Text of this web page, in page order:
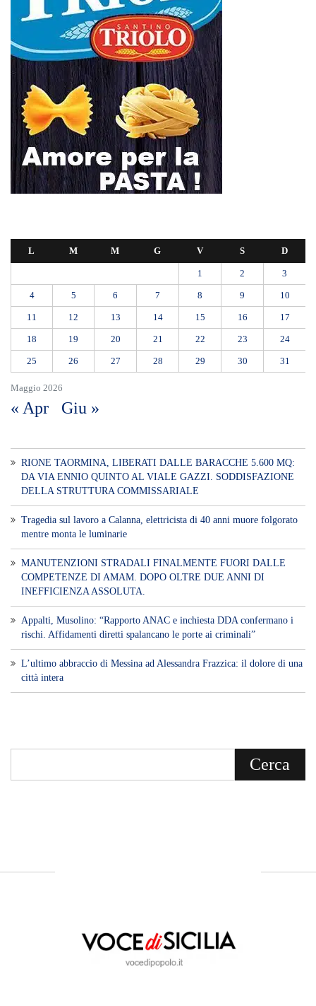
Maggio 2026
L M M G V S D
1 2 3
4 5 6 7 8 9 10
11 12 13 14 15 16 17
18 19 20 21 22 23 24
25 26 27 28 29 30 31
« Apr Giu »
RIONE TAORMINA, LIBERATI DALLE BARACCHE 5.600 MQ:
DA VIA ENNIO QUINTO AL VIALE GAZZI. SODDISFAZIONE
DELLA STRUTTURA COMMISSARIALE
Tragedia sul lavoro a Calanna, elettricista di 40 anni muore folgorato
mentre monta le luminarie
MANUTENZIONI STRADALI FINALMENTE FUORI DALLE
COMPETENZE DI AMAM. DOPO OLTRE DUE ANNI DI
INEFFICIENZA ASSOLUTA.
​Appalti, Musolino: “Rapporto ANAC e inchiesta DDA confermano i
rischi. Affidamenti diretti spalancano le porte ai criminali”
L’ultimo abbraccio di Messina ad Alessandra Frazzica: il dolore di una
città intera